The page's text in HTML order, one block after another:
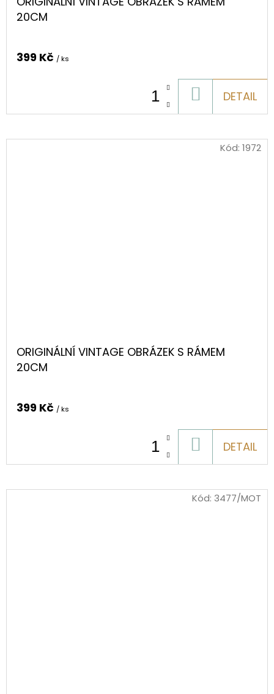
20CM
399 Kč / ks
KOŠÍKU
DETAIL
ORIGINÁLNÍ VINTAGE OBRÁZEK S RÁMEM
20CM
399 Kč / ks
KOŠÍKU
DETAIL
Kód: 1972
Kód: 3477/MOT